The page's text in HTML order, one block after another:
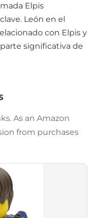
Elpis
León en el
con Elpis y
significativa de
As an Amazon
from purchases